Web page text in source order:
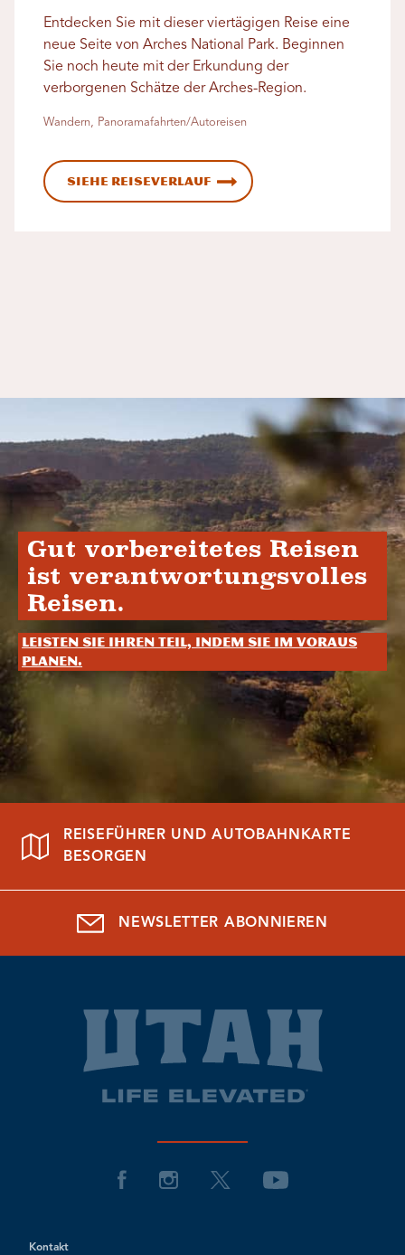
Entdecken Sie mit dieser viertägigen Reise eine
neue Seite von Arches National Park. Beginnen
Sie noch heute mit der Erkundung der
verborgenen Schätze der Arches-Region.
Wandern, Panoramafahrten/Autoreisen
Siehe Reiseverlauf
Gut vorbereitetes Reisen
ist verantwortungsvolles
Reisen.
Leisten Sie Ihren Teil, indem Sie im Voraus
planen.
REISEFÜHRER UND AUTOBAHNKARTE
BESORGEN
NEWSLETTER ABONNIEREN
Kontakt